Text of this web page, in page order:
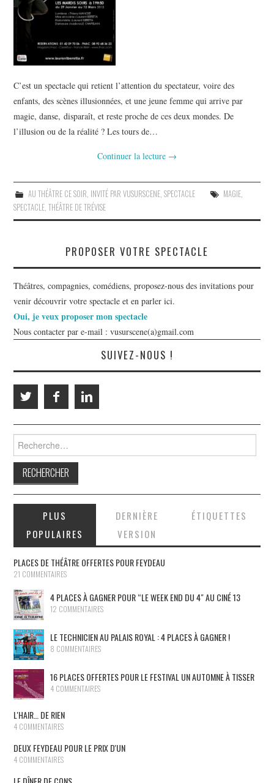
C’est un spectacle qui retient l’attention du spectateur, voire des
enfants, des scènes illusionnées, et une jeune femme qui arrive par
magie, danse, disparaît, et reste proche de ces deux mondes. De
l’illusion ou de la réalité ? Les tours de…
Continuer la lecture →
AU THÉÂTRE CE SOIR INVITÉ PAR VUSURSCENE, SPECTACLE MAGIE,
SPECTACLE ,THÉÂTRE DE TRÉVISE
PROPOSER VOTRE SPECTACLE
Théâtres, compagnies, comédiens, proposez-nous des invitations pour
venir découvrir votre spectacle et en parler ici.
Oui, je veux proposer mon spectacle
Nous contacter par e-mail : vusurscene(a)gmail.com
SUIVEZ-NOUS !
PLUS
POPULAIRES
DERNIÈRE
VERSION
ÉTIQUETTES
PLACES DE THÉÂTRE OFFERTES POUR FEYDEAU
21 COMMENTAIRES
4 PLACES À GAGNER POUR “LE WEEK END DU 4″ AU CINÉ 13
12 COMMENTAIRES
LE TECHNICIEN AU PALAIS ROYAL : 4 PLACES À GAGNER !
8 COMMENTAIRES
16 PLACES OFFERTES POUR LE FESTIVAL UN AUTOMNE À TISSER
4 COMMENTAIRES
L'HAIR… DE RIEN
4 COMMENTAIRES
DEUX FEYDEAU POUR LE PRIX D'UN
4 COMMENTAIRES